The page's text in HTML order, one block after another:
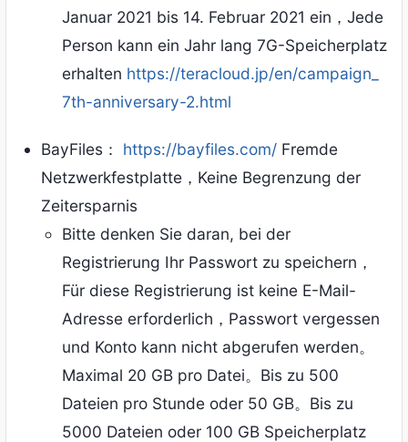
Januar 2021 bis 14. Februar 2021 ein，Jede
Person kann ein Jahr lang 7G-Speicherplatz
erhalten https://teracloud.jp/en/campaign_
7th-anniversary-2.html
BayFiles： https://bayfiles.com/ Fremde
Netzwerkfestplatte，Keine Begrenzung der
Zeitersparnis
Bitte denken Sie daran, bei der
Registrierung Ihr Passwort zu speichern，
Für diese Registrierung ist keine E-Mail-
Adresse erforderlich，Passwort vergessen
und Konto kann nicht abgerufen werden。
Maximal 20 GB pro Datei。Bis zu 500
Dateien pro Stunde oder 50 GB。Bis zu
5000 Dateien oder 100 GB Speicherplatz